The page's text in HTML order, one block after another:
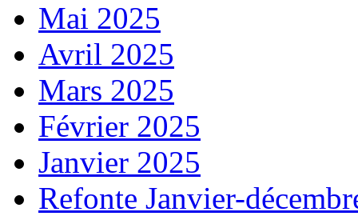
Mai 2025
Avril 2025
Mars 2025
Février 2025
Janvier 2025
Refonte Janvier-